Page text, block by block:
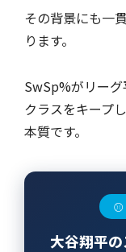
その背景にも一
ります。
SwSp%がリー
クラスをキープ
本質です。
大谷翔平